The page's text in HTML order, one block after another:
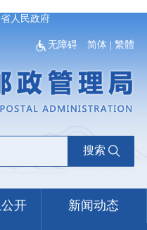
人民政府
无障碍 简体 |繁體
搜索
开 新闻动态